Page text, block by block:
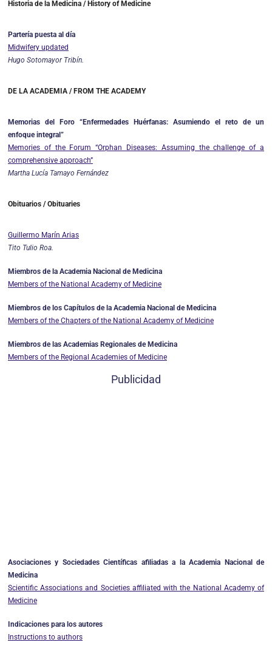
Historia de la Medicina / History of Medicine
Partería puesta al día
Midwifery updated
Hugo Sotomayor Tribín.
DE LA ACADEMIA / FROM THE ACADEMY
Memorias del Foro “Enfermedades Huérfanas: Asumiendo el reto de un
enfoque integral”
Memories of the Forum “Orphan Diseases: Assuming the challenge of a
comprehensive approach”
Martha Lucía Tamayo Fernández
Obituarios / Obituaries
Guillermo Marín Arias
Tito Tulio Roa.
Miembros de la Academia Nacional de Medicina
Members of the National Academy of Medicine
Miembros de los Capítulos de la Academia Nacional de Medicina
Members of the Chapters of the National Academy of Medicine
Miembros de las Academias Regionales de Medicina
Members of the Regional Academies of Medicine
Publicidad
Asociaciones y Sociedades Científicas afiliadas a la Academia Nacional de
Medicina
Scientific Associations and Societies affiliated with the National Academy of
Medicine
Indicaciones para los autores
Instructions to authors